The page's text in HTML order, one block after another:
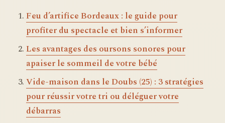
Feu d’artifice Bordeaux : le guide pour
profiter du spectacle et bien s’informer
Les avantages des oursons sonores pour
apaiser le sommeil de votre bébé
Vide-maison dans le Doubs (25) : 3 stratégies
pour réussir votre tri ou déléguer votre
débarras